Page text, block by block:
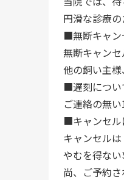
円滑な診療
■無断キャン
無断キャン
他の飼い主
■遅刻につい
ご連絡の無
■キャンセル
キャンセルは
やむを得な
尚、ご予約